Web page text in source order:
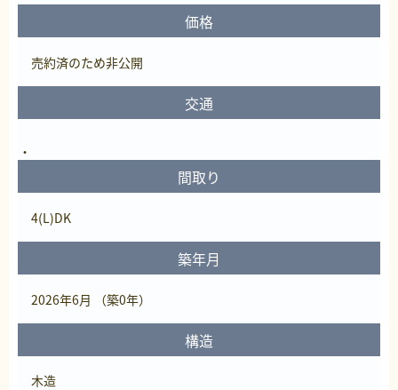
価格
売約済のため非公開
交通
間取り
4(L)DK
築年月
2026年6月 （築0年）
構造
木造